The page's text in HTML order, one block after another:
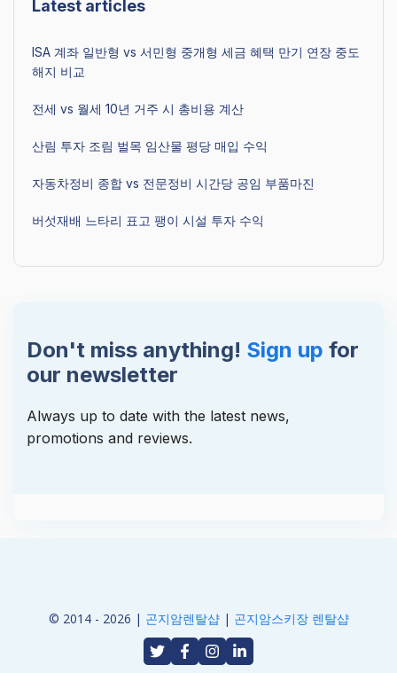
Latest articles
ISA 계좌 일반형 vs 서민형 중개형 세금 혜택 만기 연장 중도
해지 비교
전세 vs 월세 10년 거주 시 총비용 계산
산림 투자 조림 벌목 임산물 평당 매입 수익
자동차정비 종합 vs 전문정비 시간당 공임 부품마진
버섯재배 느타리 표고 팽이 시설 투자 수익
Don't miss anything! Sign up for
our newsletter
Always up to date with the latest news,
promotions and reviews.
© 2014 - 2026 | 곤지암렌탈샵| 곤지암스키장 렌탈샵